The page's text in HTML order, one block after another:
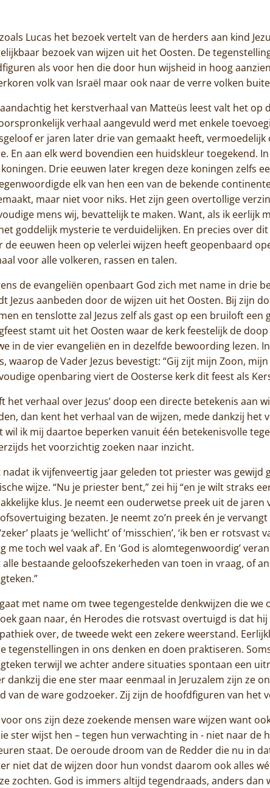
De
Lucas het bezoek vertelt van de herders aan kind
bezoek van wijzen uit het Oosten. De
als voor hen die door hun wijsheid in hoog
volk van Israël maar ook naar de verre volken
het kerstverhaal van Matteüs leest valt het
verhaal aangevuld werd met enkele
er jaren later drie van gemaakt heeft,
En aan elk werd bovendien een huidskleur toegekend.
Drie eeuwen later kregen deze koningen zelfs
elk van hen een van de bekende
maar niet voor niks. Het zijn geen overtollige
mens wij, bevattelijk te maken. Want, als ik eerlijk
goddelijk mysterie te verduidelijken. En precies over
de eeuwen heen op velerlei wijzen heeft geopenbaard
voor alle volkeren, rassen en talen.
de evangeliën openbaart God zich met name in drie
Jezus aanbeden door de wijzen uit het Oosten. Bij zijn
en tenslotte zal Jezus zelf als gast op een bruiloft
stamt uit het Oosten waar de kerk feestelijk de
in de vier evangeliën en in dezelfde bewoording lezen.
waarop de Vader Jezus bevestigt: “Gij zijt mijn Zoon,
openbaring viert de Oosterse kerk dit feest als
het verhaal over Jezus’ doop een directe betekenis aan
dan kent het verhaal van de wijzen, mede dankzij het
wil ik mij daartoe beperken vanuit één betekenisvolle
het voorzichtig zoeken naar inzicht.
nadat ik vijfenveertig jaar geleden tot priester was
wijze. “Nu je priester bent,” zei hij “en je wilt straks
klus. Je neemt een ouderwetse preek uit de
bezaten. Je neemt zo’n preek én je
plaats je ‘wellicht’ of ‘misschien’, ‘ik ben er
me toch wel vaak af’. En ‘God is alomtegenwoordig’
bestaande geloofszekerheden van toen in vraag, of
met name om twee tegengestelde denkwijzen die
gaan naar, én Herodes die rotsvast overtuigd is dat
over, de tweede wekt een zekere weerstand.
tegenstellingen in ons denken en doen praktiseren.
terwijl we achter andere situaties spontaan een
dankzij die ene ster maar eenmaal in Jeruzalem zijn ze
van de ware godzoeker. Zij zijn de hoofdfiguren van het
ons zijn deze zoekende mensen ware wijzen want
ster wijst hen – tegen hun verwachting in - niet naar
staat. De oeroude droom van de Redder die nu in
niet dat de wijzen door hun vondst daarom ook alles
zochten. God is immers altijd tegendraads, anders